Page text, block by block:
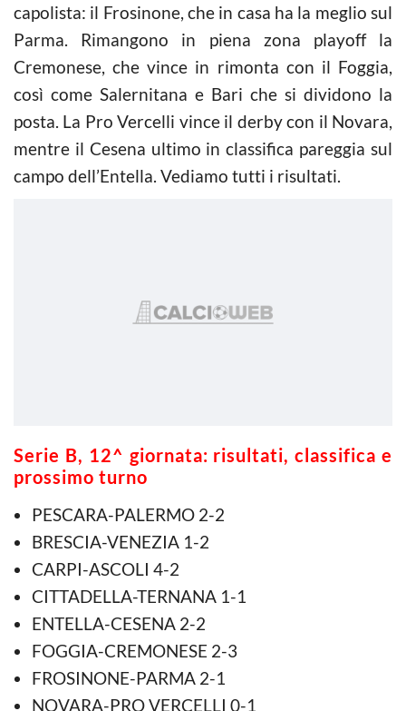
capolista: il Frosinone, che in casa ha la meglio sul
Parma. Rimangono in piena zona playoff la
Cremonese, che vince in rimonta con il Foggia,
così come Salernitana e Bari che si dividono la
posta. La Pro Vercelli vince il derby con il Novara,
mentre il Cesena ultimo in classifica pareggia sul
campo dell’Entella. Vediamo tutti i risultati.
Serie B, 12^ giornata: risultati, classifica e
prossimo turno
PESCARA-PALERMO 2-2
BRESCIA-VENEZIA 1-2
CARPI-ASCOLI 4-2
CITTADELLA-TERNANA 1-1
ENTELLA-CESENA 2-2
FOGGIA-CREMONESE 2-3
FROSINONE-PARMA 2-1
NOVARA-PRO VERCELLI 0-1